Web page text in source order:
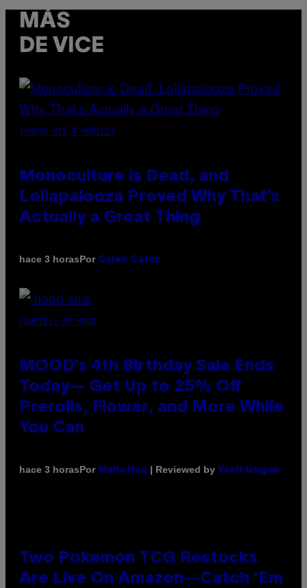
MÁS
DE VICE
(PHOTO VIA T-MOBILE)
Monoculture is Dead, and
Lollapalooza Proved Why That’s
Actually a Great Thing
hace 3 horasPor Caleb Catlin
COURTESY OF MOOD
MOOD’s 4th Birthday Sale Ends
Today— Get Up to 25% Off
Prerolls, Flower, and More While
You Can
hace 3 horasPor Maha Haq | Reviewed by Ysolt Usigan
Two Pokemon TCG Restocks
Are Live On Amazon—Catch ‘Em